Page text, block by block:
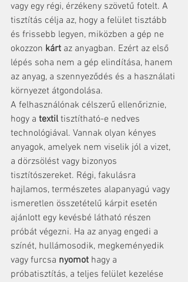
vagy egy régi, érzékeny szövetű fotelt. A
tisztítás célja az, hogy a felület tisztább
és frissebb legyen, miközben a gép ne
okozzon kárt az anyagban. Ezért az első
lépés soha nem a gép elindítása, hanem
az anyag, a szennyeződés és a használati
környezet átgondolása.
A felhasználónak célszerű ellenőriznie,
hogy a textil tisztítható-e nedves
technológiával. Vannak olyan kényes
anyagok, amelyek nem viselik jól a vizet,
a dörzsölést vagy bizonyos
tisztítószereket. Régi, fakulásra
hajlamos, természetes alapanyagú vagy
ismeretlen összetételű kárpit esetén
ajánlott egy kevésbé látható részen
próbát végezni. Ha az anyag engedi a
színét, hullámosodik, megkeményedik
vagy furcsa nyomot hagy a
próbatisztítás, a teljes felület kezelése